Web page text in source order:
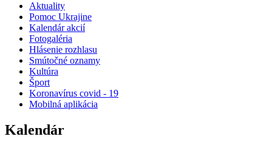
Aktuality
Pomoc Ukrajine
Kalendár akcií
Fotogaléria
Hlásenie rozhlasu
Smútočné oznamy
Kultúra
Šport
Koronavírus covid - 19
Mobilná aplikácia
Kalendár